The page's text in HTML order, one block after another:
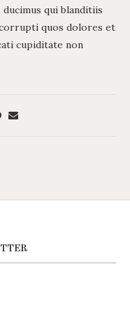
qui blanditiis
quos dolores et
cupiditate non